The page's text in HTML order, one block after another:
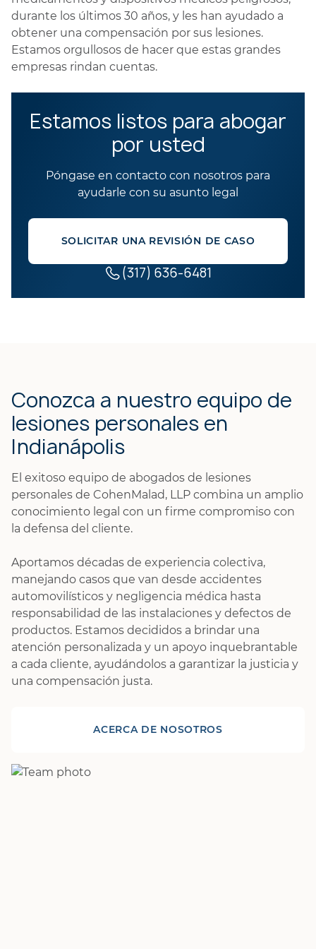
durante los últimos 30 años, y les han ayudado a
obtener una compensación por sus lesiones.
Estamos orgullosos de hacer que estas grandes
empresas rindan cuentas.
Estamos listos para abogar
por usted
Póngase en contacto con nosotros para
ayudarle con su asunto legal
SOLICITAR UNA REVISIÓN DE CASO
(317) 636-6481
Conozca a nuestro equipo de
lesiones personales en
Indianápolis
El exitoso equipo de abogados de lesiones
personales de CohenMalad, LLP combina un amplio
conocimiento legal con un firme compromiso con
la defensa del cliente.
Aportamos décadas de experiencia colectiva,
manejando casos que van desde accidentes
automovilísticos y negligencia médica hasta
responsabilidad de las instalaciones y defectos de
productos. Estamos decididos a brindar una
atención personalizada y un apoyo inquebrantable
a cada cliente, ayudándolos a garantizar la justicia y
una compensación justa.
ACERCA DE NOSOTROS